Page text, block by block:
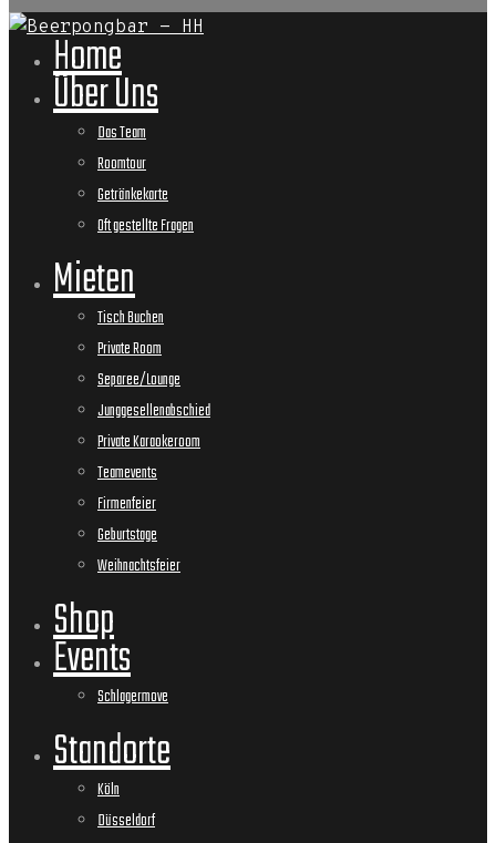
Home
Über Uns
Das Team
Roomtour
Getränkekarte
Oft gestellte Fragen
Mieten
Tisch Buchen
Private Room
Separee/Lounge
Junggesellenabschied
Private Karaokeroom
Teamevents
Firmenfeier
Geburtstage
Weihnachtsfeier
Shop
Events
Schlagermove
Standorte
Köln
Düsseldorf